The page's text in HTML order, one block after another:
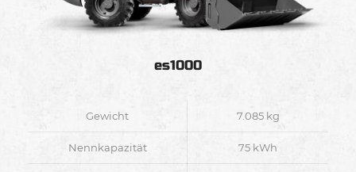
es1000
Gewicht 7.085 kg
Nennkapazität 75 kWh